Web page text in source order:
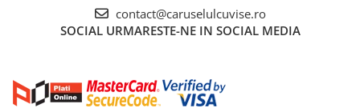
contact@caruselulcuvise.ro
SOCIAL URMARESTE-NE IN SOCIAL MEDIA